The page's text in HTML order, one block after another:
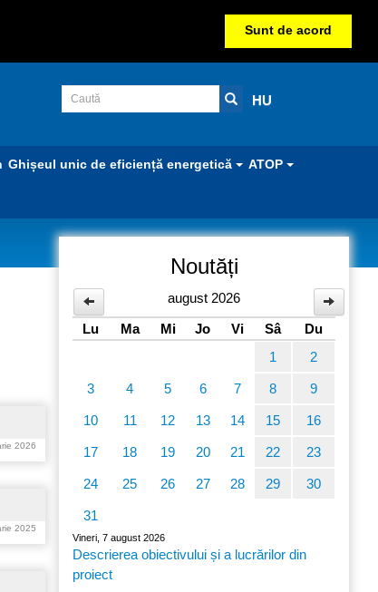
Sunt de acord
HU
Ghișeul unic de eficiență energetică ATOP
2026
2025
Noutăți
august 2026
Lu
Ma Mi Jo Vi Sâ
Du
1
2
3 4 5 6 7 8 9
10 11 12 13 14 15 16
17 18 19 20 21 22 23
24 25 26 27 28 29 30
31
Vineri, 7 august 2026
Descrierea obiectivului și a lucrărilor din
proiect